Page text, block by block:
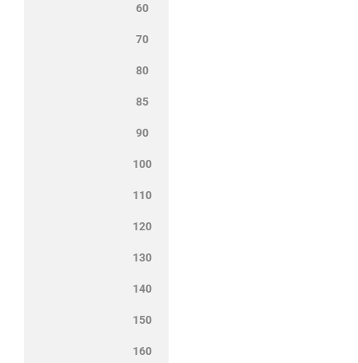
60
70
80
85
90
100
110
120
130
140
150
160